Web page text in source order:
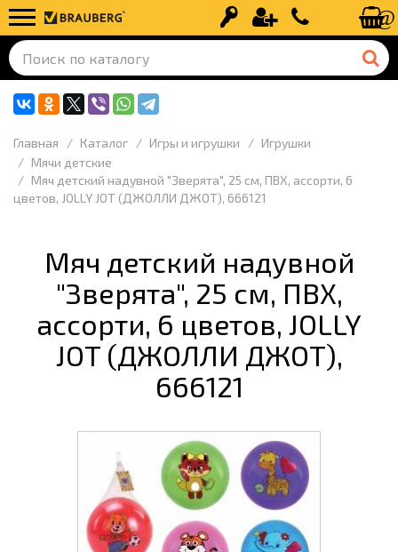
Вход Регистрация+7 (499) 110-
Главная Каталог Игры и игрушки
Игрушки
Мячи детские
Мяч детский надувной "Зверята", 25 см, ПВХ, ассорти, 6
цветов, JOLLY JOT (ДЖОЛЛИ ДЖОТ), 666121
Мяч детский надувной
"Зверята", 25 см, ПВХ,
ассорти, 6 цветов, JOLLY
JOT (ДЖОЛЛИ ДЖОТ),
666121